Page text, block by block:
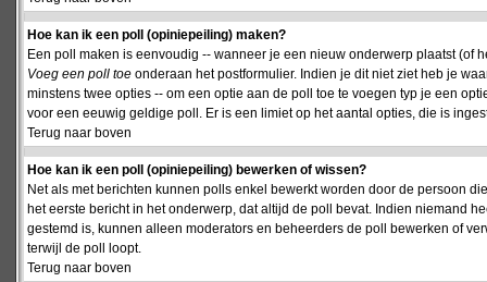
Hoe kan ik een poll (opiniepeiling) maken?
Een poll maken is eenvoudig -- wanneer je een nieuw onderwerp plaatst (of
Voeg een poll toe onderaan het postformulier. Indien je dit niet ziet heb je
minstens twee opties -- om een optie aan de poll toe te voegen typ je een
voor een eeuwig geldige poll. Er is een limiet op het aantal opties, die is
Terug naar boven
Hoe kan ik een poll (opiniepeiling) bewerken of wissen?
Net als met berichten kunnen polls enkel bewerkt worden door de persoon
het eerste bericht in het onderwerp, dat altijd de poll bevat. Indien niemand
gestemd is, kunnen alleen moderators en beheerders de poll bewerken of
terwijl de poll loopt.
Terug naar boven